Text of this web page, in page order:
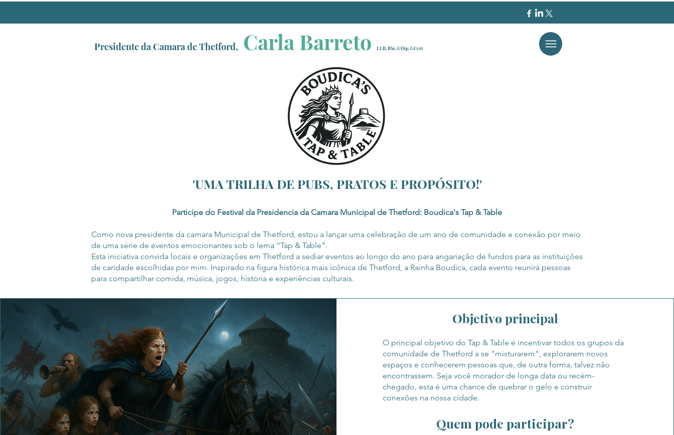
Presidente da Camara de Thetford, Carla Barreto LLB, BSc, GDip, GCert
'UMA TRILHA DE PUBS, PRATOS E PROPÓSITO!'
Participe do Festival da Presidencia da Camara Municipal de Thetford: Boudica's Tap & Table
Como nova presidente da camara Municipal de Thetford, estou a lançar uma celebração de um ano de comunidade e conexão por meio
de uma série de eventos emocionantes sob o lema “Tap & Table”.
Esta iniciativa convida locais e organizações em Thetford a sediar eventos ao longo do ano para angariação de fundos para as instituições
de caridade escolhidas por mim. Inspirado na figura histórica mais icônica de Thetford, a Rainha Boudica, cada evento reunirá pessoas
para compartilhar comida, música, jogos, história e experiências culturais.
Objetivo principal
O principal objetivo do Tap & Table é incentivar todos os grupos da
comunidade de Thetford a se "misturarem", explorarem novos
espaços e conhecerem pessoas que, de outra forma, talvez não
encontrassem. Seja você morador de longa data ou recém-
chegado, esta é uma chance de quebrar o gelo e construir
conexões na nossa cidade.
Quem pode participar?